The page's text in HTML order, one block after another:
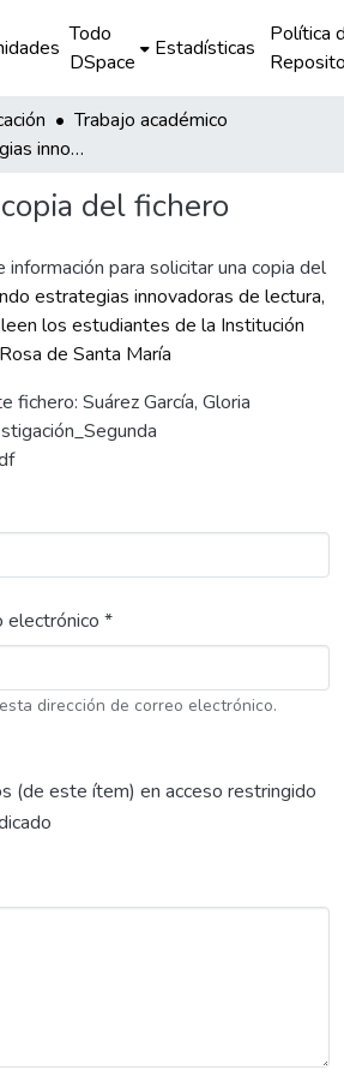
Todo
DSpace
Estadísticas
Política
Trabajo académico
Aplicando estrategias innovadoras de lectura, comprenderán lo que leen los estudiantes de la Institución Educativa N° 22517 Rosa de Santa María
del fichero
información para solicitar una copia del
estrategias innovadoras de lectura,
los estudiantes de la Institución
de Santa María
fichero: Suárez García, Gloria
electrónico *
dirección de correo electrónico.
(de este ítem) en acceso restringido